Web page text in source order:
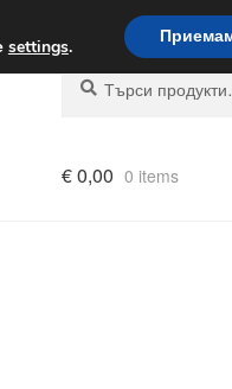
по целия свят
Търсене
Търсене
€0,00 0 items
settings.